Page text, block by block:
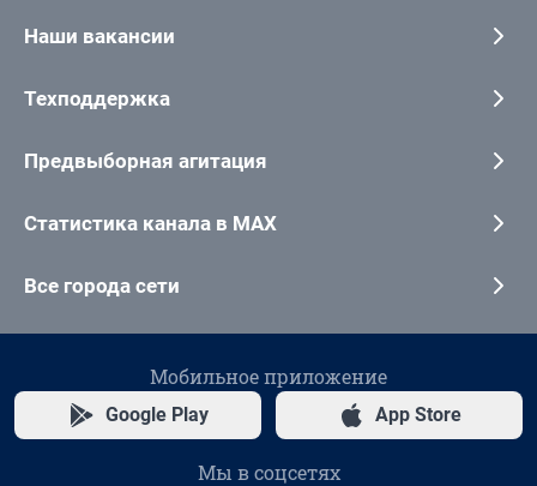
Наши вакансии
Техподдержка
Предвыборная агитация
Статистика канала в MAX
Все города сети
Мобильное приложение
Google Play App Store
Мы в соцсетях